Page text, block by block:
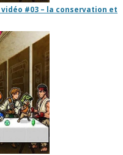
#03 – la conservation et